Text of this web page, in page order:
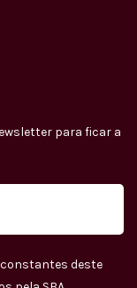
para ficar a
deste